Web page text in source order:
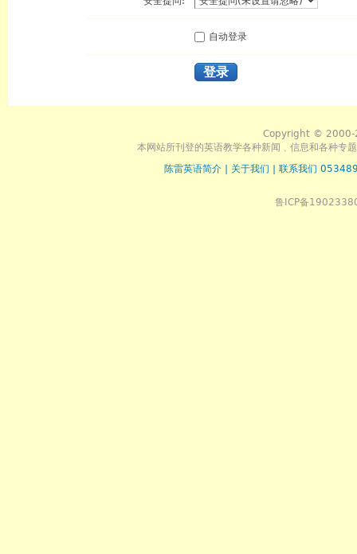
自动登录
登录
Copyright © 2000-
本网站所刊登的英语教学各种新闻﹑信息和各种专
陈雷英语简介
关于我们 联系我们
鲁ICP备